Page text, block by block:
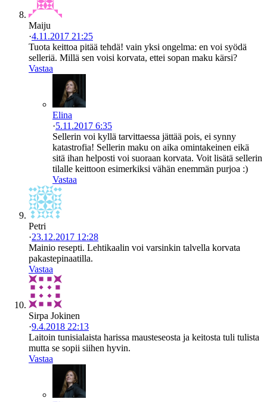
Maiju
·4.11.2017 21:25
Tuota keittoa pitää tehdä! vain yksi ongelma: en voi syödä
selleriä. Millä sen voisi korvata, ettei sopan maku kärsi?
Vastaa
Elina
·5.11.2017 6:35
Sellerin voi kyllä tarvittaessa jättää pois, ei synny
katastrofia! Sellerin maku on aika omintakeinen eikä
sitä ihan helposti voi suoraan korvata. Voit lisätä sellerin
tilalle keittoon esimerkiksi vähän enemmän purjoa :)
Vastaa
Petri
·23.12.2017 12:28
Mainio resepti. Lehtikaalin voi varsinkin talvella korvata
pakastepinaatilla.
Vastaa
Sirpa Jokinen
·9.4.2018 22:13
Laitoin tunisialaista harissa mausteseosta ja keitosta tuli tulista
mutta se sopii siihen hyvin.
Vastaa